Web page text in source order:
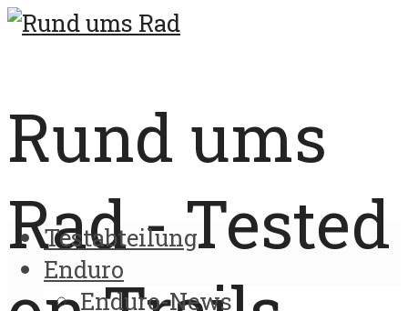
Rund ums
Rad - Tested
Testabteilung
Enduro
Enduro-News